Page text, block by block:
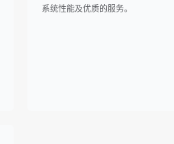
系统性能及优质的服务。